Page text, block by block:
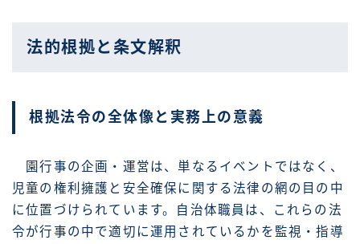
法的根拠と条文解釈
根拠法令の全体像と実務上の意義
園行事の企画・運営は、単なるイベントではなく、
児童の権利擁護と安全確保に関する法律の網の目の中
に位置づけられています。自治体職員は、これらの法
令が行事の中で適切に運用されているかを監視・指導